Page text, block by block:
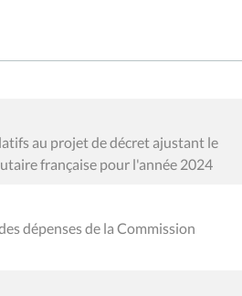
au projet de décret ajustant le
française pour l'année 2024
dépenses de la Commission